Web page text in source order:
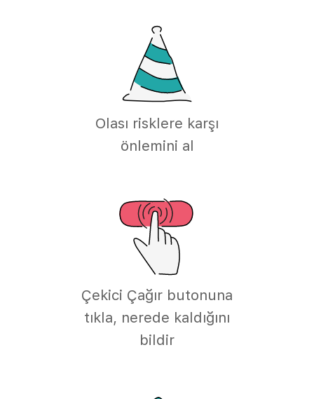
Olası risklere karşı
önlemini al
Çekici Çağır butonuna
tıkla, nerede kaldığını
bildir